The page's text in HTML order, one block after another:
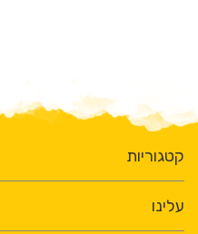
קטגוריות
עלינו